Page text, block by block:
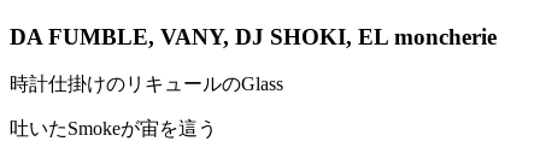
DA FUMBLE, VANY, DJ SHOKI, EL moncherie
時計仕掛けのリキュールのGlass
吐いたSmokeが宙を這う